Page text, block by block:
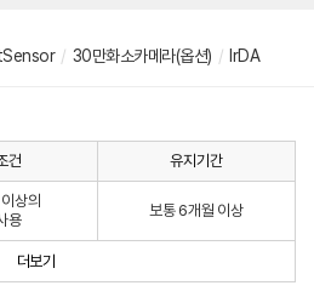
/ 30만화소카메라(옵션) / lrDA
건 유지기간
상의
용
보통 6개월 이상
더보기